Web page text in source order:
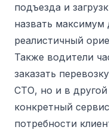
подъезда и
назвать максимум
реалистичный
Также водители
заказать
СТО, но и в
конкретный
потребности